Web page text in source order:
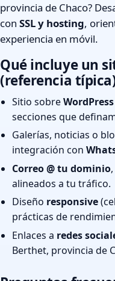
provincia de Chaco?
con SSL y hosting,
experiencia en móvil.
Qué incluye un
(referencia
Sitio sobreWordPress
secciones que
Galerías, noticias o
integración con
Correo @ tu dominio
alineados a tu tráfico.
Diseño responsive
prácticas de
Enlaces a redes
Berthet, provincia de